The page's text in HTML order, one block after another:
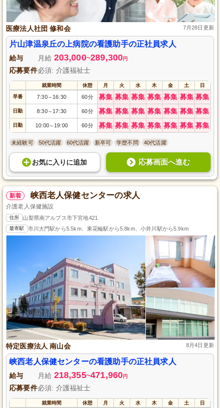
医療法人社団 修和会 7月28日更新
片山津温泉丘の上病院の看護助手の正社員求人
給与 月給 203,000~289,300円
応募要件必須: 介護福祉士
就業時間 休憩 月 火 水 木 金 土 日
早番 7:30～ 16:30 60分 募集 募集 募集 募集 募集 募集 募集
日勤 8:30～ 17:30 60分 募集 募集 募集 募集 募集 募集 募集
日勤 10:00～ 19:00 60分 募集 募集 募集 募集 募集 募集 募集
未経験可 50代活躍 60代活躍 新卒可 学歴不問 40代活躍
お気に入り に追加 応募画面へ進む
新着 峡西老人保健センターの求人
介護老人保健施設
住所 山梨県南アルプス市下宮地421
最寄駅 市川大門駅から5.5km、東花輪駅から5.8km、小井川駅から5.9km
特定医療法人 南山会 8月4日更新
峡西老人保健センターの看護助手の正社員求人
給与 月給 218,355~471,960円
応募要件必須: 介護福祉士
就業時間 休憩 月 火 水 木 金 土 日